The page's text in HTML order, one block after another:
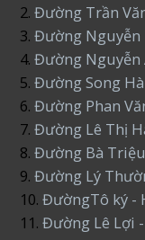
2.Đường Trần
3.Đường Nguyễn
4. Đường Nguyễn
5.Đường Song
6.Đường Phan
7. Đường Lê Thị
8.Đường Bà
9.Đường Lý
10.ĐườngTô ký -
11.Đường Lê Lợi